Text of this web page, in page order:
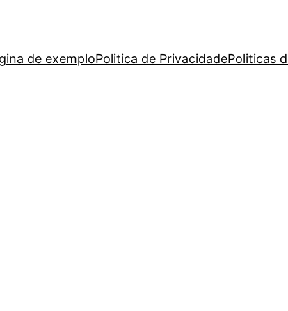
de exemploPolitica de PrivacidadePoliticas